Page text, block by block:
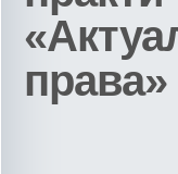
права»